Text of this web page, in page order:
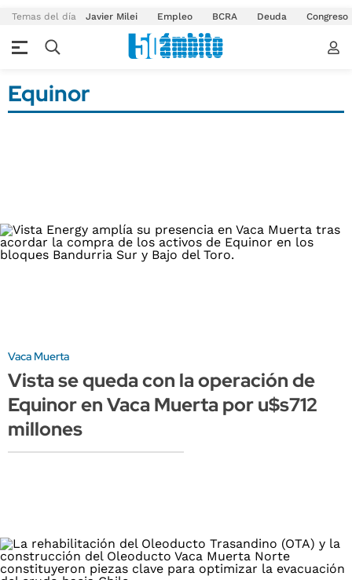
Temas del día Javier Milei Empleo BCRA Deuda Congreso
Equinor
Vaca Muerta
Vista se queda con la operación de
Equinor en Vaca Muerta por u$s712
millones